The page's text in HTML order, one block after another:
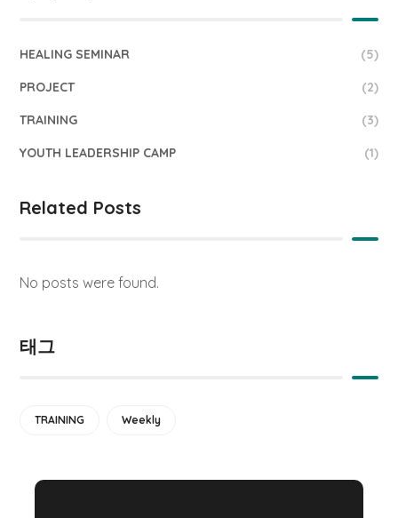
HEALING SEMINAR (5)
PROJECT (2)
TRAINING (3)
YOUTH LEADERSHIP CAMP (1)
Related Posts
No posts were found.
태그
TRAINING Weekly